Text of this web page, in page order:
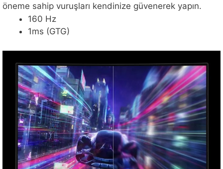
öneme sahip vuruşları kendinize güvenerek yapın.
160 Hz
1ms (GTG)